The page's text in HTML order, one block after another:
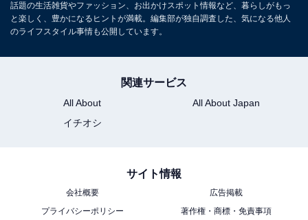
宿泊可否
宿泊：不可（営業時間は10:00〜24:00で、深夜・宿泊営
業は行っていません）
【神奈川県の人気健康ランド】「ヨコヤマ・
ユーランド鶴見」は高濃度炭酸泉と水温10℃
話題の生活雑貨やファッション、お出かけスポット情報など、暮らしがもっ
と楽しく、豊かになるヒントが満載。編集部が独自調査した、気になる他人
のライフスタイル事情も公開しています。
関連サービス
All About
All About Japan
イチオシ
サイト情報
会社概要
広告掲載
プライバシーポリシー
著作権・商標・免責事項